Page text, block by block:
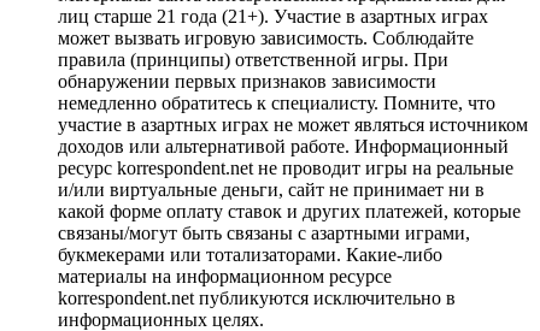
лиц старше 21 года (21+). Участие в азартных играх
может вызвать игровую зависимость. Соблюдайте
правила (принципы) ответственной игры. При
обнаружении первых признаков зависимости
немедленно обратитесь к специалисту. Помните, что
участие в азартных играх не может являться источником
доходов или альтернативой работе. Информационный
ресурс korrespondent.net не проводит игры на реальные
и/или виртуальные деньги, сайт не принимает ни в
какой форме оплату ставок и других платежей, которые
связаны/могут быть связаны с азартными играми,
букмекерами или тотализаторами. Какие-либо
материалы на информационном ресурсе
korrespondent.net публикуются исключительно в
информационных целях.